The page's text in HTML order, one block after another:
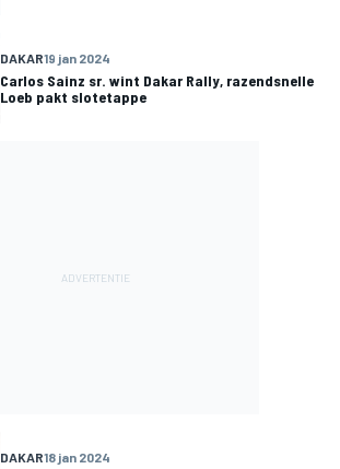
DAKAR19 jan 2024
Carlos Sainz sr. wint Dakar Rally, razendsnelle
Loeb pakt slotetappe
DAKAR18 jan 2024